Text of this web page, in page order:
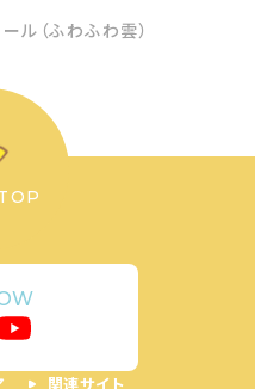
ル（ふわふわ雲）
関連サイト